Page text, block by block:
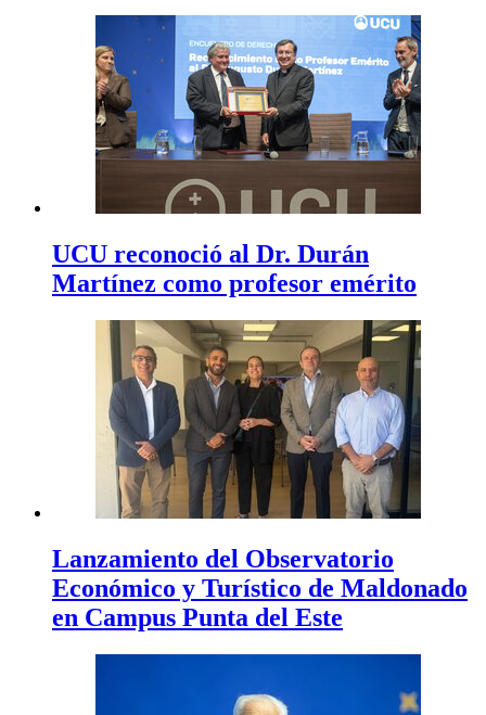
UCU reconoció al Dr. Durán
Martínez como profesor emérito
Lanzamiento del Observatorio
Económico y Turístico de Maldonado
en Campus Punta del Este